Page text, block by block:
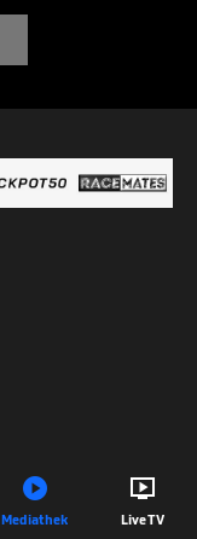

Mediathek

Live TV